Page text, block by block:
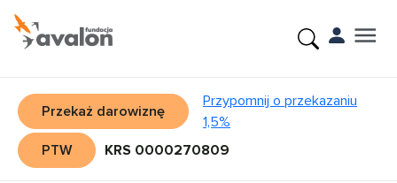
Przekaż darowiznę
Przypomnij o przekazaniu
1,5%
PTW
KRS 0000270809